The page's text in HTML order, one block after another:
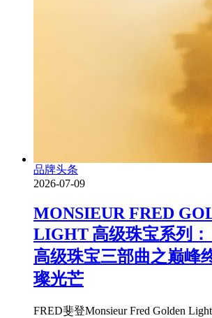
品牌头条
2026-07-09
MONSIEUR FRED
LIGHT 高级珠宝系列
高级珠宝三部曲之巅峰
璨光芒
FRED斐登Monsieur Fred Golden